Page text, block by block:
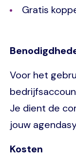
Gratis
Voor het
Je dient de
jouw
Kosten